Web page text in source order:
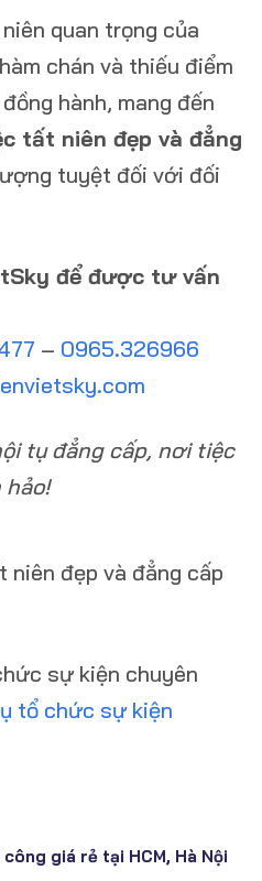
quan trọng của
chán và thiếu điểm
hành, mang đến
tất niên đẹp và đẳng
tuyệt đối với đối
để được tư vấn
– 0965.326966
tụ đẳng cấp, nơi tiệc
hảo!
sự kiện chuyên
tổ chức sự kiện
giá rẻ tại HCM, Hà Nội